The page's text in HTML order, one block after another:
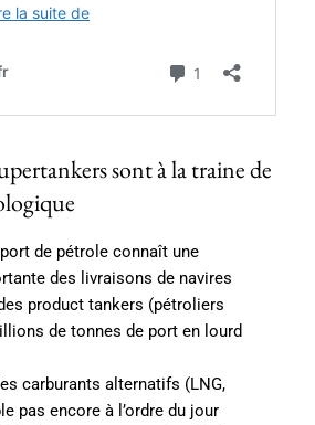
sont à la traine de
de pétrole connaît une
des livraisons de navires
product tankers (pétroliers
de tonnes de port en lourd
carburants alternatifs (LNG,
pas encore à l’ordre du jour